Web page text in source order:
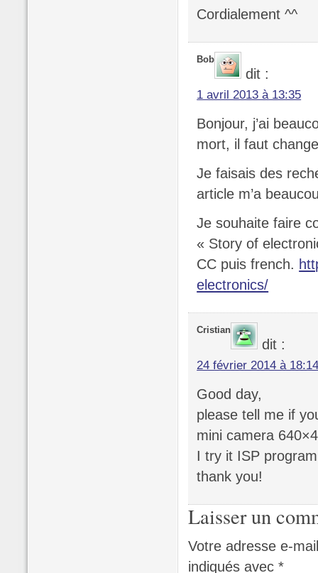
Cordialement ^^
Bob
dit :
1 avril 2013 à 13:35
Bonjour, j’ai
mort, il faut
Je faisais des
article m’a
Je souhaite faire
« Story of
CC puis french.
electronics/
Cristian
dit :
24 février 2014 à
Good day,
please tell me if
mini camera
I try it ISP
thank you!
Laisser un
Votre adresse e-
indiqués avec *